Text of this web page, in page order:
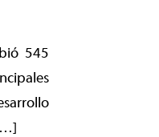
545